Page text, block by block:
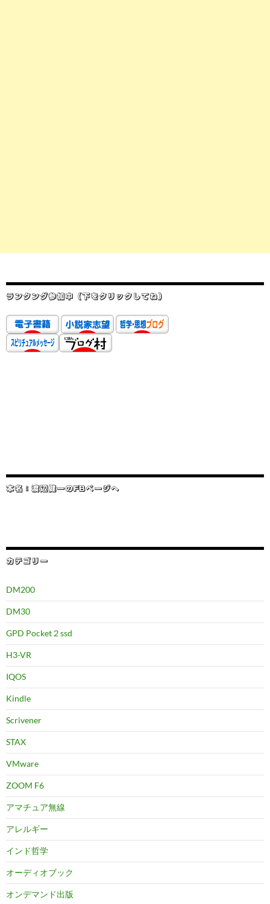
ランクング参加中（下をクリックしてね）
本名：渡辺健一のFBページへ
カテゴリー
DM200
DM30
GPD Pocket２ssd
H3-VR
IQOS
Kindle
Scrivener
STAX
VMware
ZOOM F6
アマチュア無線
アレルギー
インド哲学
オーディオブック
オンデマンド出版